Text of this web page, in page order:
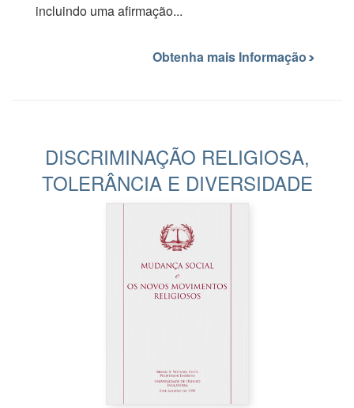
incluindo uma afirmação...
Obtenha mais Informação
DISCRIMINAÇÃO RELIGIOSA,
TOLERÂNCIA E DIVERSIDADE